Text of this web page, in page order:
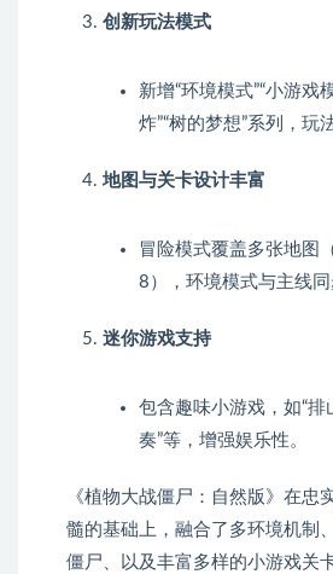
创新玩法模式
新增“环境模式”“小游戏
炸”“树的梦想”系列，玩
地图与关卡设计丰富
冒险模式覆盖多张地图
8），环境模式与主线同
迷你游戏支持
包含趣味小游戏，如“排
奏”等，增强娱乐性。
《植物大战僵尸：自然版》在忠
髓的基础上，融合了多环境机制
僵尸、以及丰富多样的小游戏关